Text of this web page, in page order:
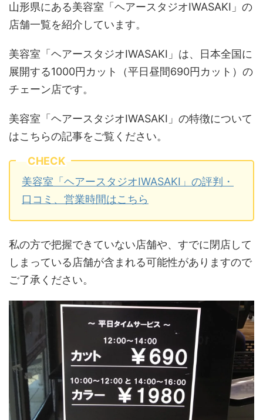
山形県にある美容室「ヘアースタジオIWASAKI」の
店舗一覧を紹介しています。
美容室「ヘアースタジオIWASAKI」は、日本全国に
展開する1000円カット（平日昼間690円カット）の
チェーン店です。
美容室「ヘアースタジオIWASAKI」の特徴について
はこちらの記事をご覧ください。
CHECK
美容室「ヘアースタジオIWASAKI」の評判・
口コミ、営業時間はこちら
私の方で把握できていない店舗や、すでに閉店して
しまっている店舗が含まれる可能性がありますので
ご了承ください。